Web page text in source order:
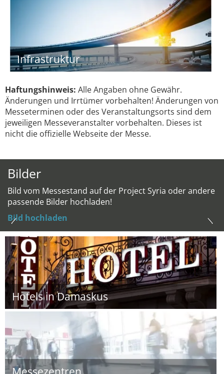
Infrastruktur
Haftungshinweis: Alle Angaben ohne Gewähr.
Änderungen und Irrtümer vorbehalten! Änderungen von
Messeterminen oder des Veranstaltungsorts sind dem
jeweiligen Messeveranstalter vorbehalten. Dieses ist
nicht die offizielle Webseite der Messe.
Bilder
Bild vom Messestand auf der Project Syria oder andere
passende Bilder hochladen!
Bild hochladen
Hotels in Damaskus